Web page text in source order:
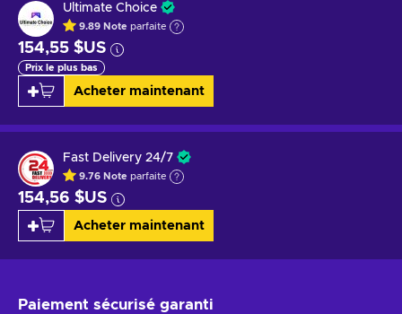
Ultimate Choice
9.89 Note parfaite
154,55 $US
Prix le plus bas
Acheter maintenant
Fast Delivery 24/7
9.76 Note parfaite
154,56 $US
Acheter maintenant
Paiement sécurisé garanti